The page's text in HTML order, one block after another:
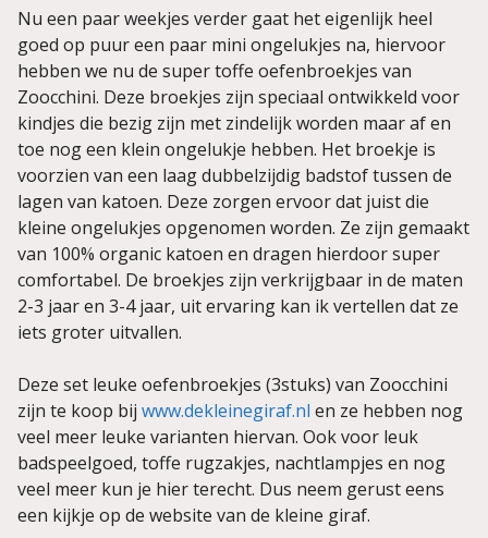
Nu een paar weekjes verder gaat het eigenlijk heel
goed op puur een paar mini ongelukjes na, hiervoor
hebben we nu de super toffe oefenbroekjes van
Zoocchini. Deze broekjes zijn speciaal ontwikkeld voor
kindjes die bezig zijn met zindelijk worden maar af en
toe nog een klein ongelukje hebben. Het broekje is
voorzien van een laag dubbelzijdig badstof tussen de
lagen van katoen. Deze zorgen ervoor dat juist die
kleine ongelukjes opgenomen worden. Ze zijn gemaakt
van 100% organic katoen en dragen hierdoor super
comfortabel. De broekjes zijn verkrijgbaar in de maten
2-3 jaar en 3-4 jaar, uit ervaring kan ik vertellen dat ze
iets groter uitvallen.
Deze set leuke oefenbroekjes (3stuks) van Zoocchini
zijn te koop bij www.dekleinegiraf.nl en ze hebben nog
veel meer leuke varianten hiervan. Ook voor leuk
badspeelgoed, toffe rugzakjes, nachtlampjes en nog
veel meer kun je hier terecht. Dus neem gerust eens
een kijkje op de website van de kleine giraf.